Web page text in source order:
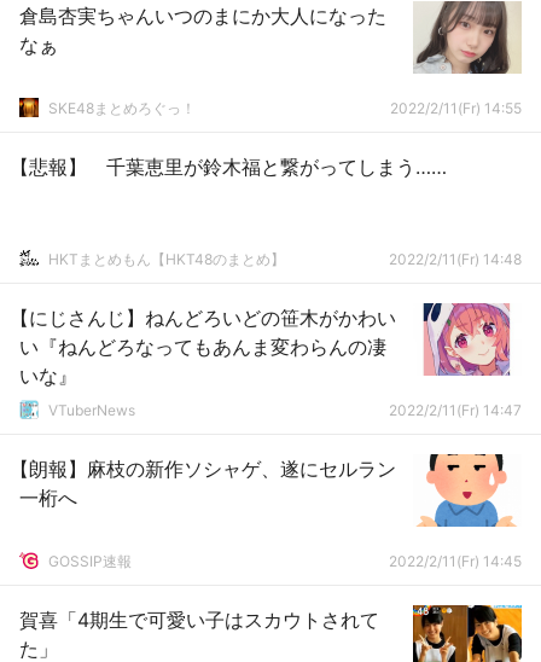
倉島杏実ちゃんいつのまにか大人になった
なぁ
SKE48まとめろぐっ！ 2022/2/11(Fr) 14:55
【悲報】 千葉恵里が鈴木福と繋がってしまう……
HKTまとめもん【HKT48のまとめ】 2022/2/11(Fr) 14:48
【にじさんじ】ねんどろいどの笹木がかわい
い『ねんどろなってもあんま変わらんの凄
いな』
VTuberNews 2022/2/11(Fr) 14:47
【朗報】麻枝の新作ソシャゲ、遂にセルラン
一桁へ
GOSSIP速報 2022/2/11(Fr) 14:45
賀喜「4期生で可愛い子はスカウトされて
た」